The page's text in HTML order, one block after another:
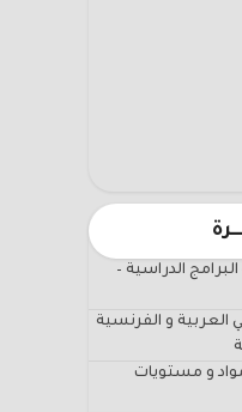
الدراسية –
العربية و الفرنسية
و مستويات